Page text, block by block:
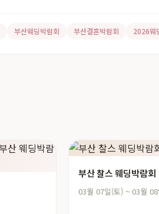
부산웨딩박람회 부산결혼박람회 2026웨
부산 찰스 웨딩박람회
03월 07일(토) ~ 03월 08